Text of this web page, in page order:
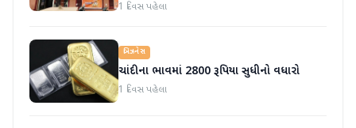
1 દિવસ પહેલા
બિઝનેસ
ચાંદીના ભાવમાં 2800 રૂપિયા સુધીનો વધારો
1 દિવસ પહેલા